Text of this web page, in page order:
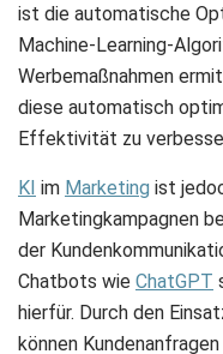
ist die automatische
Machine-Learning-
Werbemaßnahmen
diese automatisch
Effektivität zu
KI im Marketing ist
Marketingkampagnen
der
Chatbots wie ChatGPT
hierfür. Durch den
können